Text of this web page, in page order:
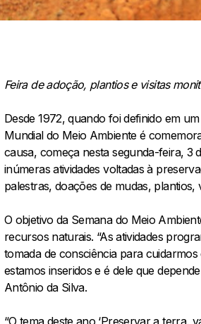
Feira de adoção, plantios e visitas
Desde 1972, quando foi definido em
Mundial do Meio Ambiente é
causa, começa nesta segunda-feira, 3
inúmeras atividades voltadas à
palestras, doações de mudas,
O objetivo da Semana do Meio
recursos naturais. “As atividades
tomada de consciência para
estamos inseridos e é dele que
Antônio da Silva.